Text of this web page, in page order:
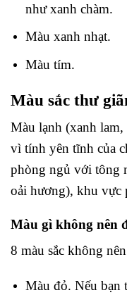
như xanh chàm.
Màu xanh nhạt.
Màu tím.
Màu sắc thư
Màu lạnh (xanh
vì tính yên tĩnh của
phòng ngủ với tông
oải hương), khu vực
Màu gì không nên
8 màu sắc không
Màu đỏ. Nếu bạn